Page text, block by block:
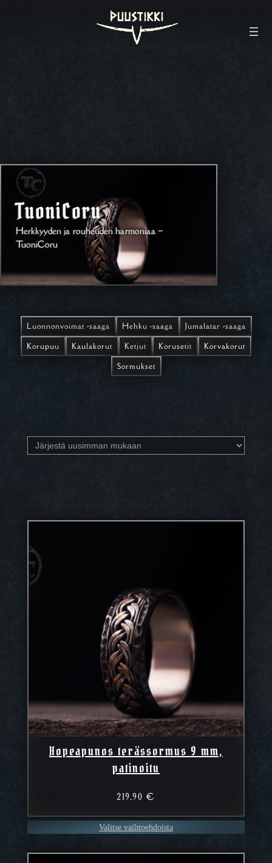
TuoniCoru
Herkkyyden ja rouheuden harmoniaa –
TuoniCoru
Luonnonvoimat -saaga Hehku -saaga
Jumalatar -saaga
Korupuu
Kaulakorut Ketjut Korusetit
Korvakorut
Sormukset
Hopeapunos terässormus 9 mm,
patinoitu
219,90 €
Valitse vaihtoehdoista